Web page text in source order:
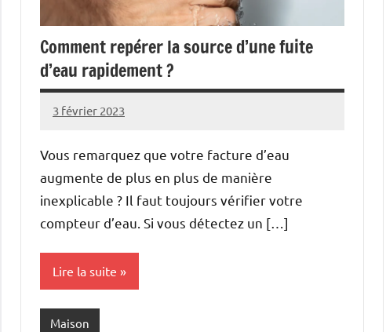
Comment repérer la source d’une fuite
d’eau rapidement ?
3 février 2023
Rakia
Aucun
Vous remarquez que votre facture d’eau
augmente de plus en plus de manière
inexplicable ? Il faut toujours vérifier votre
compteur d’eau. Si vous détectez un […]
Lire la suite
Maison